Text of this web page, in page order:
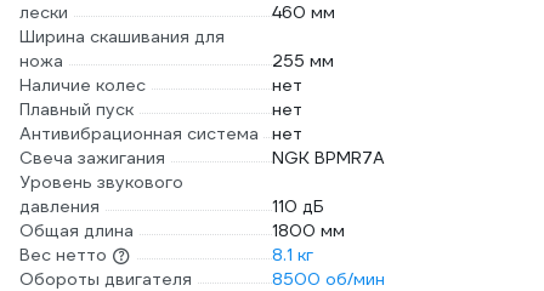
лески
460 мм
Ширина скашивания для
ножа
255 мм
Наличие колес
нет
Плавный пуск
нет
Антивибрационная система
нет
Свеча зажигания
NGK BPMR7A
Уровень звукового
давления
110 дБ
Общая длина
1800 мм
Вес нетто
8.1 кг
Обороты двигателя
8500 об/мин